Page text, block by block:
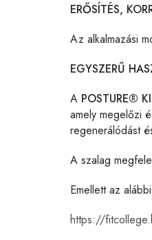
ERŐSÍTÉS,
Az alkalmazási
EGYSZERŰ
A POSTURE®
amely megelőzi
regenerálódást
A szalag
Emellett az
https://